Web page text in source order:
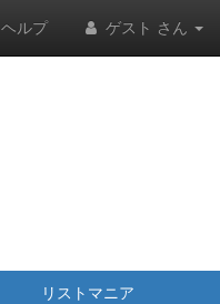
ヘルプ ゲスト さん
リストマニア